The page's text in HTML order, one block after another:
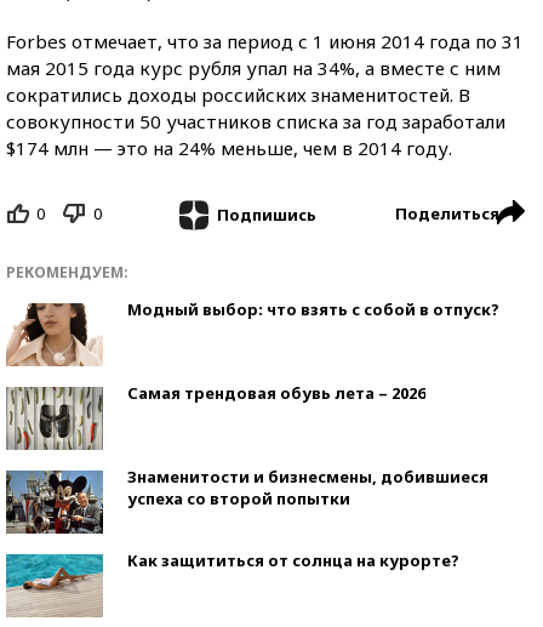
Forbes отмечает, что за период с 1 июня 2014 года по 31
мая 2015 года курс рубля упал на 34%, а вместе с ним
сократились доходы российских знаменитостей. В
совокупности 50 участников списка за год заработали
$174 млн — это на 24% меньше, чем в 2014 году.
0 0 Подпишись Поделиться
РЕКОМЕНДУЕМ:
Модный выбор: что взять с собой в отпуск?
Самая трендовая обувь лета – 2026
Знаменитости и бизнесмены, добившиеся
успеха со второй попытки
Как защититься от солнца на курорте?